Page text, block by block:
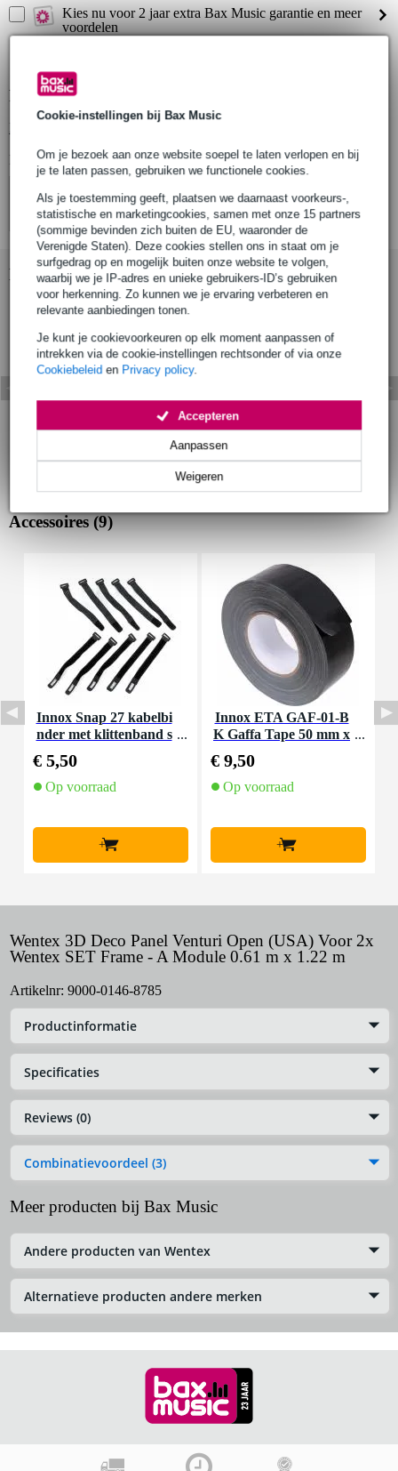
Cookie-instellingen bij Bax Music
Om je bezoek aan onze website soepel te laten verlopen en bij
je te laten passen, gebruiken we functionele cookies.
Als je toestemming geeft, plaatsen we daarnaast voorkeurs-,
statistische en marketingcookies, samen met onze 15 partners
(sommige bevinden zich buiten de EU, waaronder de
Verenigde Staten). Deze cookies stellen ons in staat om je
surfgedrag op en mogelijk buiten onze website te volgen,
waarbij we je IP-adres en unieke gebruikers-ID’s gebruiken
voor herkenning. Zo kunnen we je ervaring verbeteren en
relevante aanbiedingen tonen.
Je kunt je cookievoorkeuren op elk moment aanpassen of
intrekken via de cookie-instellingen rechtsonder of via onze
Cookiebeleid en Privacy policy.
Weigeren
Aanpassen
Accepteren
Kies nu voor 2 jaar extra Bax Music garantie en meer
voordelen
Productinformatie
Bekijk alle productspecificaties
Bekijk ook eens (4)
Bekijk ook eens (6)
Accessoires (9)
Innox Snap 27 kabelbi
nder met klittenband s
€ 5,50
Op voorraad
+
Innox ETA GAF-01-B
K Gaffa Tape 50 mm x
€ 9,50
Op voorraad
+
Wentex 3D Deco Panel Venturi Open (USA) Voor 2x
Wentex SET Frame - A Module 0.61 m x 1.22 m
Artikelnr: 9000-0146-8785
Productinformatie
Specificaties
Reviews (0)
Combinatievoordeel (3)
Meer producten bij Bax Music
Andere producten van Wentex
Alternatieve producten andere merken